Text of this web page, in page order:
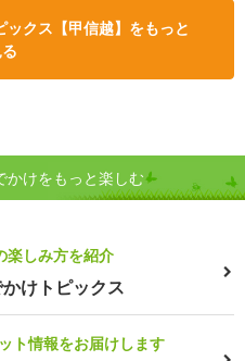
ックス【甲信越】をもっと
かけをもっと楽しむ
楽しみ方を紹介
けトピックス
ト情報をお届けします